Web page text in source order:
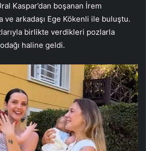
Kaspar’dan boşanan İrem
ve arkadaşı Ege Kökenli ile buluştu.
birlikte verdikleri pozlarla
haline geldi.